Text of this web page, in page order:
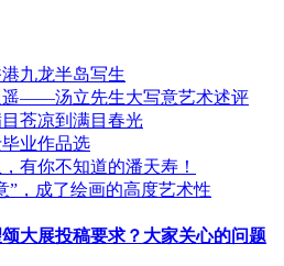
大展投稿要求？大家关心的问题